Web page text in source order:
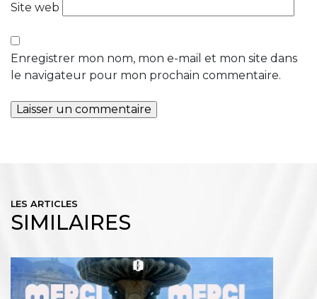
Site web
Enregistrer mon nom, mon e-mail et mon site dans
le navigateur pour mon prochain commentaire.
LES ARTICLES
SIMILAIRES